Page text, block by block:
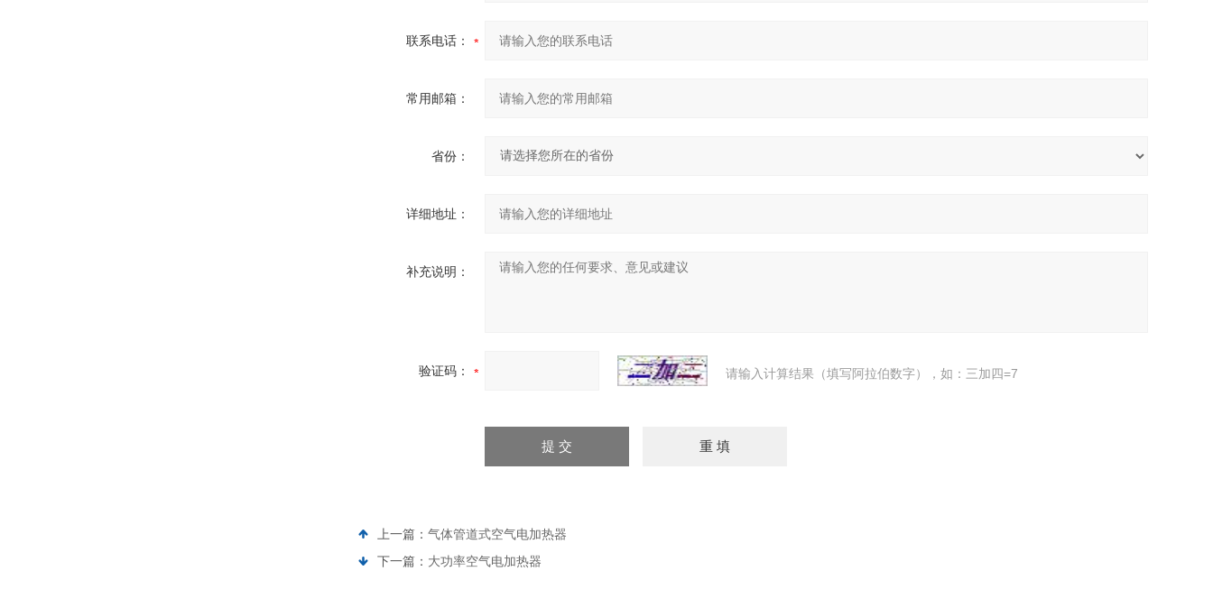
联系电话：
常用邮箱：
省份：
详细地址：
补充说明：
验证码： 请输入计算结果（填写阿拉伯数字），如：三加四=7
上一篇： 气体管道式空气电加热器
下一篇： 大功率空气电加热器